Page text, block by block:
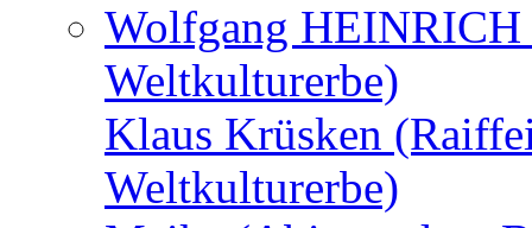
Wolfgang HEINRICH
Weltkulturerbe)
Klaus Krüsken
Weltkulturerbe)